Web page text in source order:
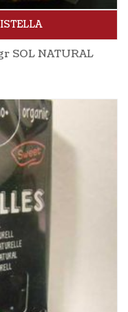
SOL NATURAL